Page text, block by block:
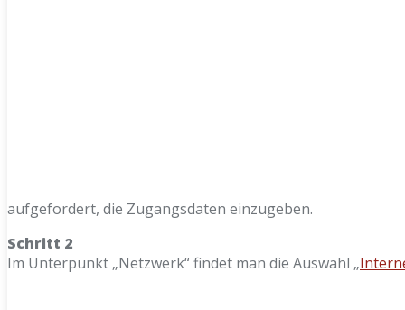
aufgefordert, die Zugangsdaten einzugeben.
Schritt 2
Im Unterpunkt „Netzwerk“ findet man die Auswahl „